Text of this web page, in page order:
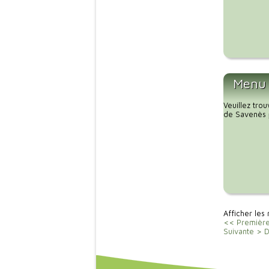
Veuillez
de Savenès
Afficher les
<< Première
Suivante >